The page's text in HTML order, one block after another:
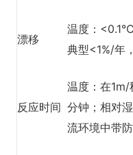
漂移
温度：
典型<1%/年
反应时间
温度：在
分钟；相对
流环境中带